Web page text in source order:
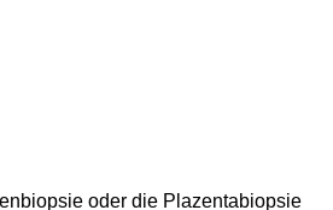
oder die Plazentabiopsie